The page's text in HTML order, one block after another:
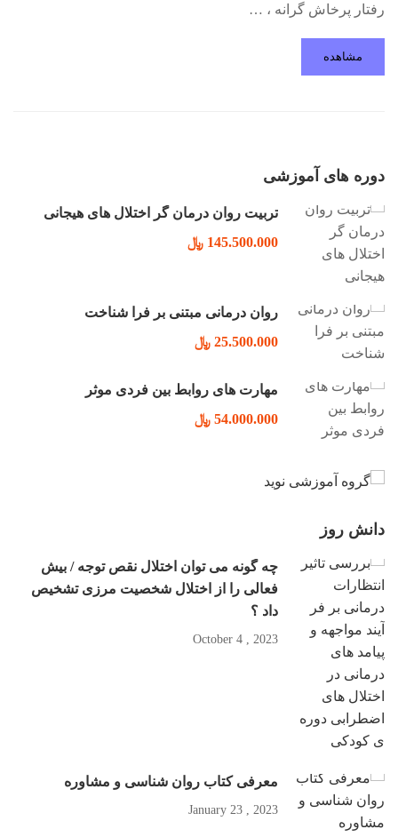
رفتار پرخاش گرانه ، …
مشاهده
دوره های آموزشی
تربیت روان درمان گر اختلال های هیجانی
145.500.000 ﷼
روان درمانی مبتنی بر فرا شناخت
25.500.000 ﷼
مهارت های روابط بین فردی موثر
54.000.000 ﷼
دانش روز
چه گونه می توان اختلال نقص توجه / بیش
فعالی را از اختلال شخصیت مرزی تشخیص
داد ؟
2023 , October 4
معرفی کتاب روان شناسی و مشاوره
2023 , January 23